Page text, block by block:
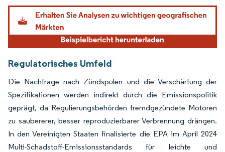
Bild © Mordor Intelligence. Wiederverwendung erfordert Namensnennung gemäß
Regulatorisches Umfeld
Die Nachfrage nach Zündspulen und die Verschärfung der
Spezifikationen werden indirekt durch die Emissionspolitik
geprägt, da Regulierungsbehörden fremdgezündete Motoren
zu saubererer, besser reproduzierbarer Verbrennung drängen.
In den Vereinigten Staaten finalisierte die EPA im April 2024
Multi-Schadstoff-Emissionsstandards für leichte und